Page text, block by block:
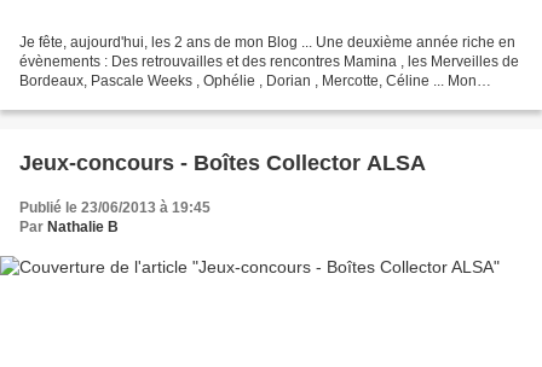
Je fête, aujourd'hui, les 2 ans de mon Blog ... Une deuxième année riche en
évènements : Des retrouvailles et des rencontres Mamina , les Merveilles de
Bordeaux, Pascale Weeks , Ophélie , Dorian , Mercotte, Céline ... Mon
Jeux-concours - Boîtes Collector ALSA
Publié le 23/06/2013 à 19:45
Par Nathalie B